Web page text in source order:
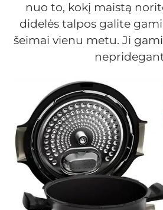
nuo to, kokį maistą
didelės talpos galite
šeimai vienu metu. Ji